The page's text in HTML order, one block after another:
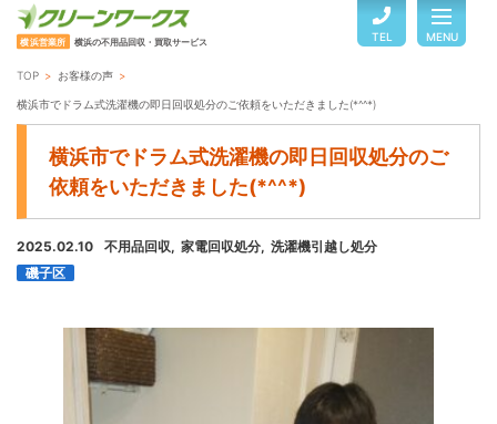
横浜営業所 横浜の不用品回収・買取サービス TEL MENU
TOP
サービスのご案内
ご利用の流れ
TOP お客様の声
横浜市でドラム式洗濯機の即日回収処分のご依頼をいただきました(*^^*)
横浜市でドラム式洗濯機の即日回収処分のご
依頼をいただきました(*^^*)
2025.02.10 不用品回収 家電回収処分 洗濯機引越し処分
磯子区